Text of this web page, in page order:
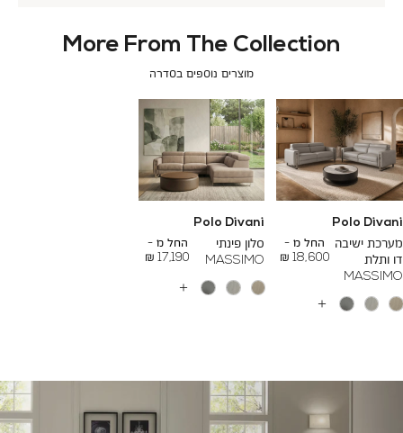
More From The Collection
מוצרים נוספים בסדרה
Polo Divani
מערכת ישיבה
דו ותלת
MASSIMO
החל מ -
18,600 ₪
To
24,000 ₪
עוד
Polo Divani
סלון פינתי
MASSIMO
החל מ -
17,190 ₪
To
26,000 ₪
עוד